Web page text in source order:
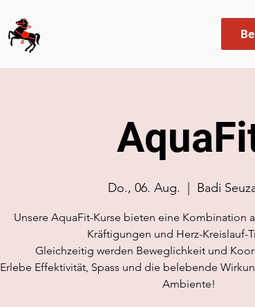
Do., 06. Aug. Badi
Unsere AquaFit-Kurse bieten eine Kombination
Kräftigungen und Herz-Kreislauf-
Gleichzeitig werden Beweglichkeit und
Erlebe Effektivität, Spass und die belebende
Ambiente!